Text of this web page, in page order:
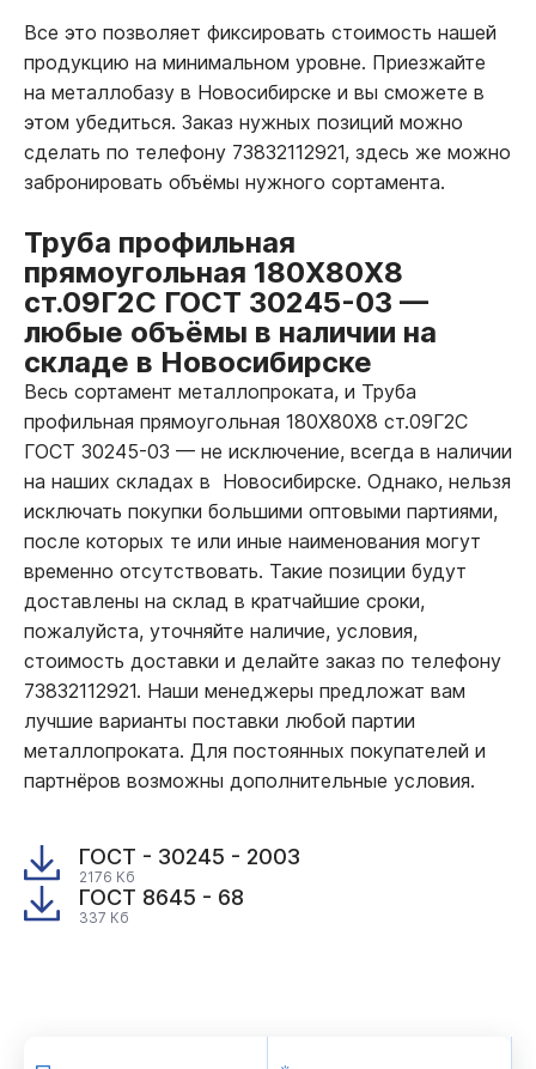
Все это позволяет фиксировать стоимость нашей
продукцию на минимальном уровне. Приезжайте
на металлобазу в Новосибирске и вы сможете в
этом убедиться. Заказ нужных позиций можно
сделать по телефону 73832112921, здесь же можно
забронировать объёмы нужного сортамента.
Труба профильная
прямоугольная 180Х80Х8
ст.09Г2С ГОСТ 30245-03 —
любые объёмы в наличии на
складе в Новосибирске
Весь сортамент металлопроката, и Труба
профильная прямоугольная 180Х80Х8 ст.09Г2С
ГОСТ 30245-03 — не исключение, всегда в наличии
на наших складах в Новосибирске. Однако, нельзя
исключать покупки большими оптовыми партиями,
после которых те или иные наименования могут
временно отсутствовать. Такие позиции будут
доставлены на склад в кратчайшие сроки,
пожалуйста, уточняйте наличие, условия,
стоимость доставки и делайте заказ по телефону
73832112921. Наши менеджеры предложат вам
лучшие варианты поставки любой партии
металлопроката. Для постоянных покупателей и
партнёров возможны дополнительные условия.
ГОСТ - 30245 - 2003
2176 Кб
ГОСТ 8645 - 68
337 Кб